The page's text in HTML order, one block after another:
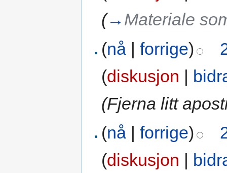
(→ Materiale
(nå |forrige)
(diskusjon |
(Fjerna litt
(nå |forrige)
(diskusjon |